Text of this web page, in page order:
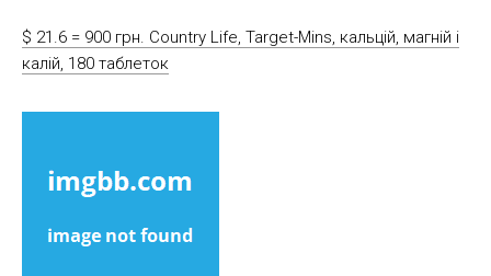
$ 21.6 = 900 грн. Country Life, Target-Mins, кальцій, магній і
калій, 180 таблеток